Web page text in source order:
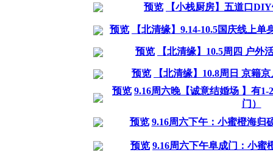
预览 【小栈厨房】五道口
预览 【北清缘】9.14-10.5国庆线上
预览 【北清缘】10.5周四 户外
预览
【北清缘】10.8周日 京籍
预览 9.16周六晚【诚意结婚场 】有
门）
预览 9.16周六下午：小蜜橙海归
预览 9.16周六下午阜成门：小蜜